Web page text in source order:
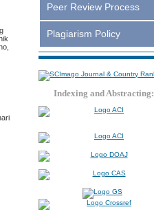
Peer Review Process
Plagiarism Policy
Indexing and Abstracting: